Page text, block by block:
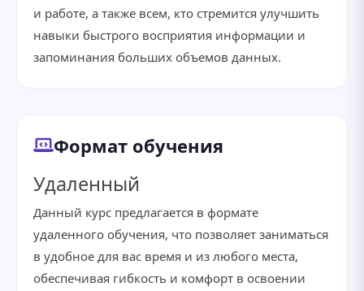
и работе, а также всем, кто стремится улучшить
навыки быстрого восприятия информации и
запоминания больших объемов данных.
Формат обучения
Удаленный
Данный курс предлагается в формате
удаленного обучения, что позволяет заниматься
в удобное для вас время и из любого места,
обеспечивая гибкость и комфорт в освоении